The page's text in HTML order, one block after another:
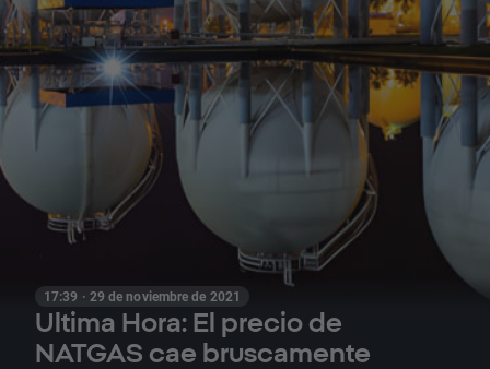
17:39 · 29 de noviembre de 2021
Ultima Hora: El precio de
NATGAS cae bruscamente